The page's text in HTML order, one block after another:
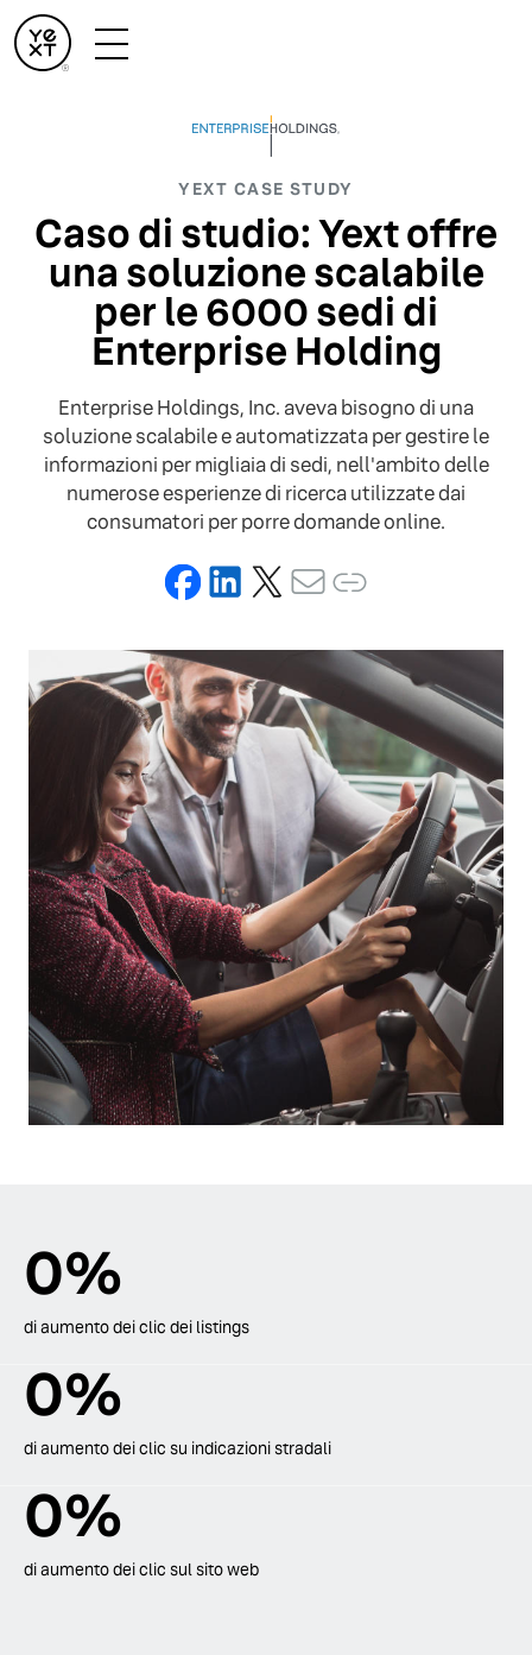
YEXT CASE STUDY
Caso di studio: Yext offre
una soluzione scalabile
per le 6000 sedi di
Enterprise Holding
Enterprise Holdings, Inc. aveva bisogno di una
soluzione scalabile e automatizzata per gestire le
informazioni per migliaia di sedi, nell'ambito delle
numerose esperienze di ricerca utilizzate dai
consumatori per porre domande online.
0%
di aumento dei clic dei listings
0%
di aumento dei clic su indicazioni stradali
0%
di aumento dei clic sul sito web